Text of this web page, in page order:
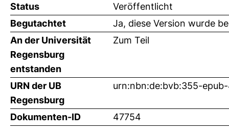
Status
Veröffentlicht
Begutachtet
Ja, diese Version wurde
An der Universität
Regensburg
entstanden
Zum Teil
URN der UB
Regensburg
urn:nbn:de:bvb:355-
Dokumenten-ID 47754